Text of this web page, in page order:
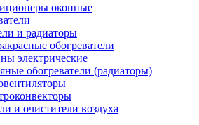
оконные
и радиаторы
обогреватели
электрические
обогреватели (радиаторы)
и очистители воздуха